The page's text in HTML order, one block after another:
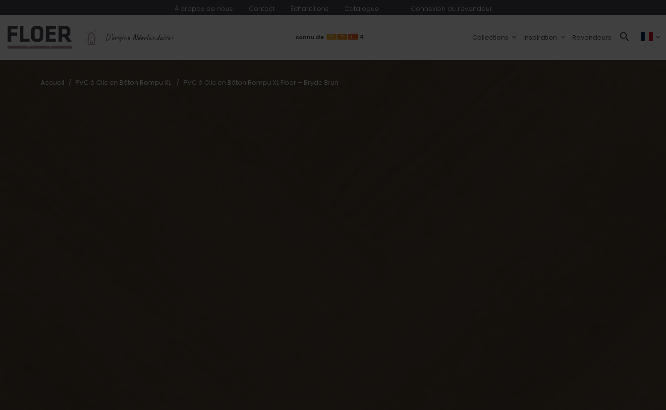
À propos de nous Contact Échantillons Catalogue Connexion du revendeur
D’origine Néerlandaise connu de Collections Inspiration Revendeurs
Accueil PVC à Clic en Bâton Rompu XL PVC à Clic en Bâton Rompu XL Floer – Bryde Brun